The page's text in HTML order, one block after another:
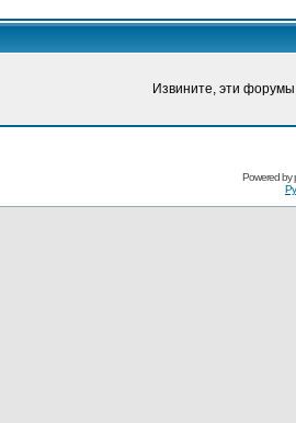
Извините, эти
Powered by